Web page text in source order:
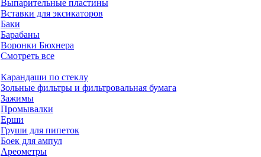
Выпарительные пластины
Вставки для эксикаторов
Баки
Барабаны
Воронки Бюхнера
Смотреть все
Карандаши по стеклу
Зольные фильтры и фильтровальная бумага
Зажимы
Промывалки
Ерши
Груши для пипеток
Боек для ампул
Ареометры